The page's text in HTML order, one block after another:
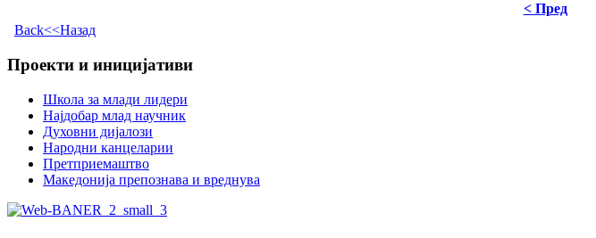
< Пред
Back<<Назад
Проекти и иницијативи
Школа за млади лидери
Најдобар млад научник
Духовни дијалози
Народни канцеларии
Претприемаштво
Македонија препознава и вреднува